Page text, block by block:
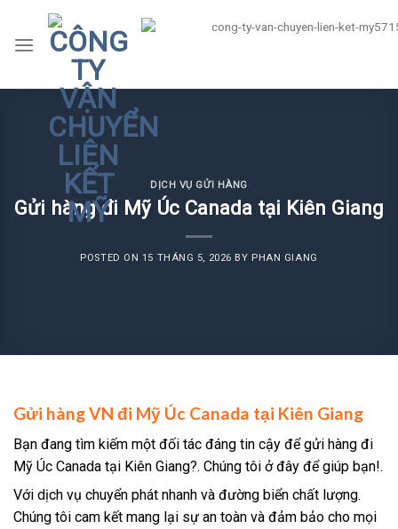
content
DỊCH VỤ GỬI HÀNG
Gửi hàng đi Mỹ Úc Canada tại Kiên Giang
POSTED ON 15 THÁNG 5, 2026 BY PHAN GIANG
Gửi hàng VN đi Mỹ Úc Canada tại Kiên Giang
Bạn đang tìm kiếm một đối tác đáng tin cậy để gửi hàng đi
Mỹ Úc Canada tại Kiên Giang?. Chúng tôi ở đây để giúp bạn!.
Với dịch vụ chuyển phát nhanh và đường biển chất lượng.
Chúng tôi cam kết mang lại sự an toàn và đảm bảo cho mọi